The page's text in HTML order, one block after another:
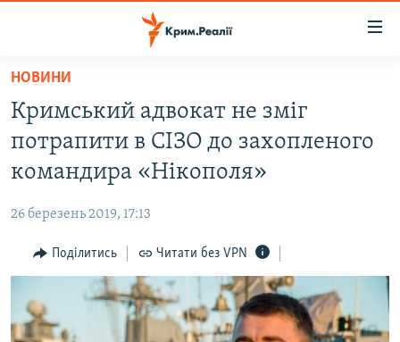
Перейти
основного
матеріалу
Перейти
до
основної
навігації
Перейти
до
ВОДА.КРИМ
ВІДЕО ТА ФОТО
БЛОГИ
ПОГЛЯД
ВСЕ ЗА ДЕНЬ
НОВИНИ
Кримський адвокат не зміг
потрапити в СІЗО до захопленого
командира «Нікополя»
26 березень 2019, 17:13
Поділитись Читати без VPN